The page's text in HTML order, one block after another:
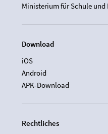
Ministerium für Schule und
Download
iOS
Android
APK-Download
Rechtliches